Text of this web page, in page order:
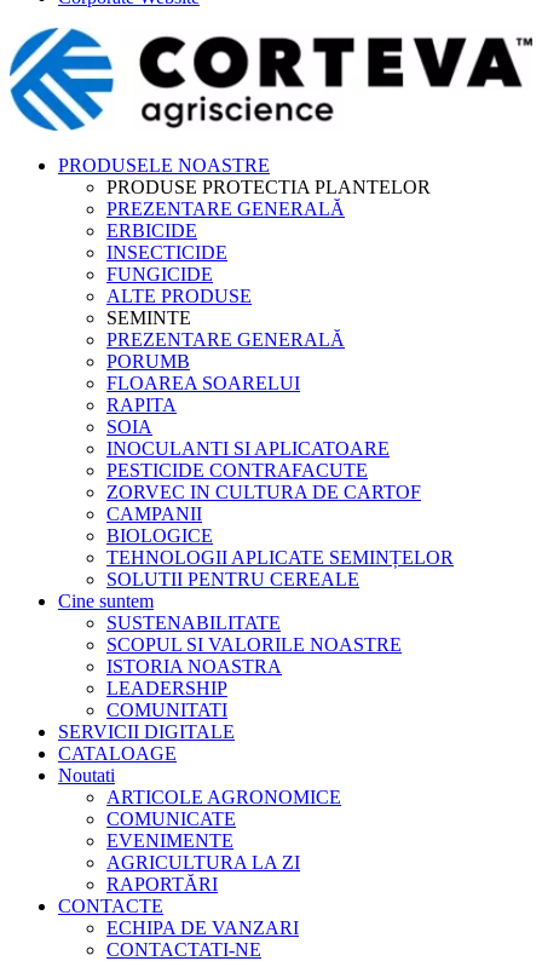
PRODUSELE NOASTRE
PRODUSE PROTECTIA PLANTELOR
PREZENTARE GENERALĂ
ERBICIDE
INSECTICIDE
FUNGICIDE
ALTE PRODUSE
SEMINTE
PREZENTARE GENERALĂ
PORUMB
FLOAREA SOARELUI
RAPITA
SOIA
INOCULANTI SI APLICATOARE
PESTICIDE CONTRAFACUTE
ZORVEC IN CULTURA DE CARTOF
CAMPANII
BIOLOGICE
TEHNOLOGII APLICATE SEMINȚELOR
SOLUTII PENTRU CEREALE
Cine suntem
SUSTENABILITATE
SCOPUL SI VALORILE NOASTRE
ISTORIA NOASTRA
LEADERSHIP
COMUNITATI
SERVICII DIGITALE
CATALOAGE
Noutati
ARTICOLE AGRONOMICE
COMUNICATE
EVENIMENTE
AGRICULTURA LA ZI
RAPORTĂRI
CONTACTE
ECHIPA DE VANZARI
CONTACTATI-NE